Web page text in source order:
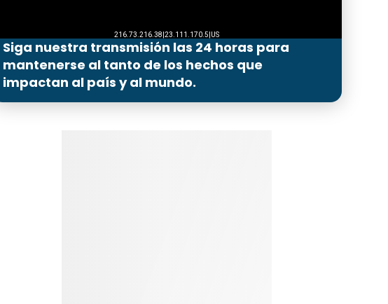
Siga nuestra transmisión las 24 horas para
mantenerse al tanto de los hechos que
impactan al país y al mundo.